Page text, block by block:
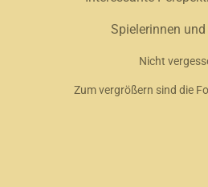
Spielerinnen und
Nicht
Zum vergrößern sind die